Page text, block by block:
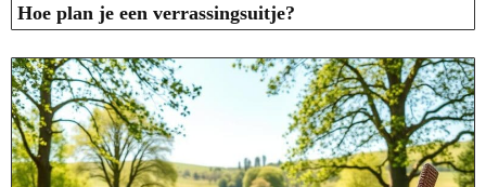
Hoe plan je een verrassingsuitje?